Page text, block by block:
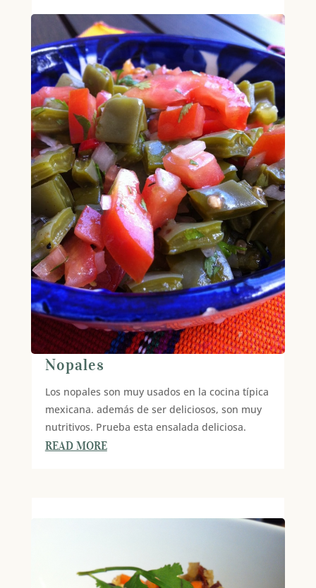
Nopales
Los nopales son muy usados en la cocina típica
mexicana. además de ser deliciosos, son muy
nutritivos. Prueba esta ensalada deliciosa.
READ MORE